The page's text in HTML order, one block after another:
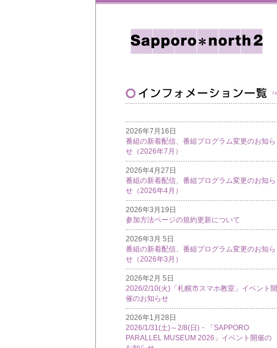
2026年7月16日
番組の新着配信、番組プログラム変更のお知ら
せ（2026年7月）
2026年4月27日
番組の新着配信、番組プログラム変更のお知ら
せ（2026年4月）
2026年3月19日
参加方法ページの規約更新について
2026年3月 5日
番組の新着配信、番組プログラム変更のお知ら
せ（2026年3月）
2026年2月 5日
2026/2/10(火)「札幌市スマホ教室」イベント開
催のお知らせ
2026年1月28日
2026/1/31(土)～2/8(日)・「SAPPORO
PARALLEL MUSEUM 2026」イベント開催の